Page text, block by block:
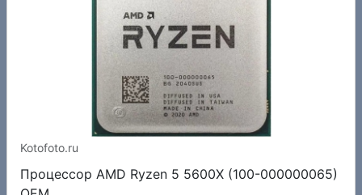
Kotofoto.ru
Процессор AMD Ryzen 5 5600X (100-000000065)